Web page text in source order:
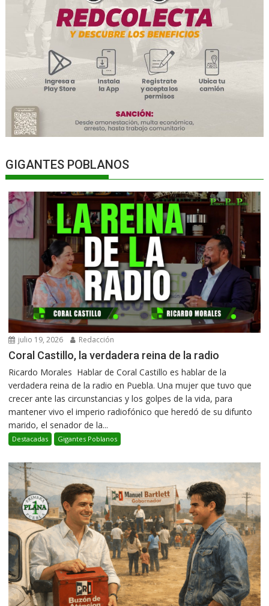
GIGANTES POBLANOS
julio 19, 2026 Redacción
Coral Castillo, la verdadera reina de la radio
Ricardo Morales Hablar de Coral Castillo es hablar de la
verdadera reina de la radio en Puebla. Una mujer que tuvo que
crecer ante las circunstancias y los golpes de la vida, para
mantener vivo el imperio radiofónico que heredó de su difunto
marido, el senador de la...
Destacadas Gigantes Poblanos